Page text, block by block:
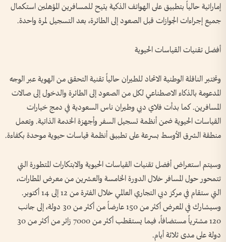
إماراتية حالياً بتطبيق على الهواتف الذكية يتيح للمسافرين المؤهلين استكمال
جميع إجراءات الجوازات قبل الصعود إلى الطائرة، بعد التسجيل لمرة واحدة.
أفضل تقنيات القياسات الحيوية
وتختبر الناقلة الوطنية الاتحاد للطيران حالياً تقنية التحقق من الهوية عبر الوجه
المدعومة بالذكاء الاصطناعي لكل من الصعود إلى الطائرة والدخول إلى صالات
المسافرين. كما بدأت فلاي دبي وطيران ناس السعودية في دمج خيارات
القياسات الحيوية ضمن أنظمة تسجيل السفر وأجهزة الخدمة الذاتية. وتعمل
منطقة الشرق الأوسط بسرعة على تطبيق أنظمة قياسات حيوية موحدة بكفاءة.
وسيتم استعراض أفضل تقنيات القياسات الحيوية والابتكارات المتطورة التي
تتمحور حول المسافر خلال الدورة الخامسة والعشرين من معرض المطارات،
التي ستقام في مركز دبي التجاري العالمي خلال الفترة من 12 إلى 14 أكتوبر.
وسيشارك في المعرض أكثر من 150 عارضاً من أكثر من 30 دولة، إلى جانب
120 مشترياً مستضافاً، فيما يستقطب أكثر من 7000 زائر من أكثر من 30
دولة على مدى ثلاثة أيام.